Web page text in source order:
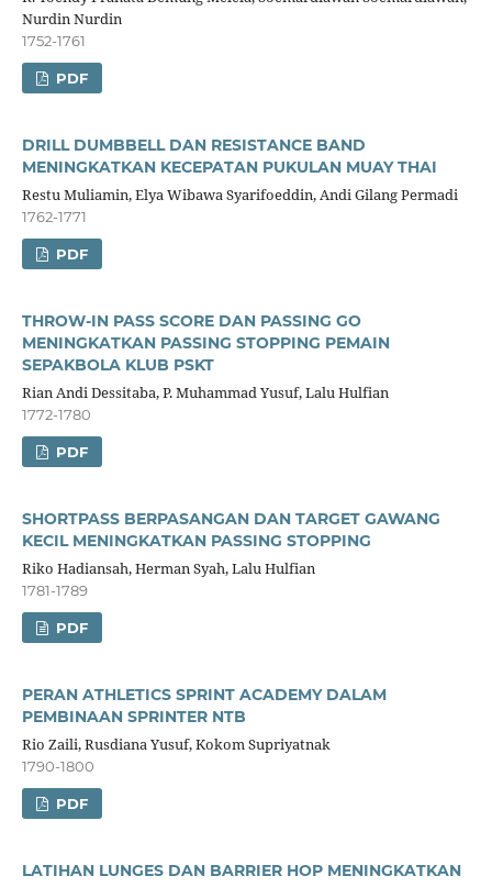
Nurdin Nurdin
1752-1761
PDF
DRILL DUMBBELL DAN RESISTANCE BAND
MENINGKATKAN KECEPATAN PUKULAN MUAY THAI
Restu Muliamin, Elya Wibawa Syarifoeddin, Andi Gilang Permadi
1762-1771
PDF
THROW-IN PASS SCORE DAN PASSING GO
MENINGKATKAN PASSING STOPPING PEMAIN
SEPAKBOLA KLUB PSKT
Rian Andi Dessitaba, P. Muhammad Yusuf, Lalu Hulfian
1772-1780
PDF
SHORTPASS BERPASANGAN DAN TARGET GAWANG
KECIL MENINGKATKAN PASSING STOPPING
Riko Hadiansah, Herman Syah, Lalu Hulfian
1781-1789
PDF
PERAN ATHLETICS SPRINT ACADEMY DALAM
PEMBINAAN SPRINTER NTB
Rio Zaili, Rusdiana Yusuf, Kokom Supriyatnak
1790-1800
PDF
LATIHAN LUNGES DAN BARRIER HOP MENINGKATKAN